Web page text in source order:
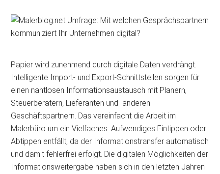
Papier wird zunehmend durch digitale Daten verdrängt.
Intelligente Import- und Export-Schnittstellen sorgen für
einen nahtlosen Informationsaustausch mit Planern,
Steuerberatern, Lieferanten und anderen
Geschäftspartnern. Das vereinfacht die Arbeit im
Malerbüro um ein Vielfaches. Aufwendiges Eintippen oder
Abtippen entfällt, da der Informationstransfer automatisch
und damit fehlerfrei erfolgt. Die digitalen Möglichkeiten der
Informationsweitergabe haben sich in den letzten Jahren